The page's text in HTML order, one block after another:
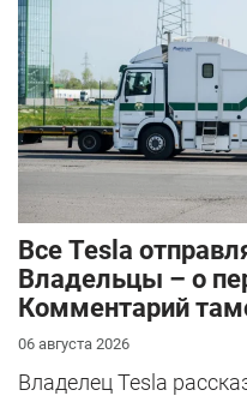
Все Tesla
Владельцы – о
Комментарий
06 августа 2026
Владелец Tesla